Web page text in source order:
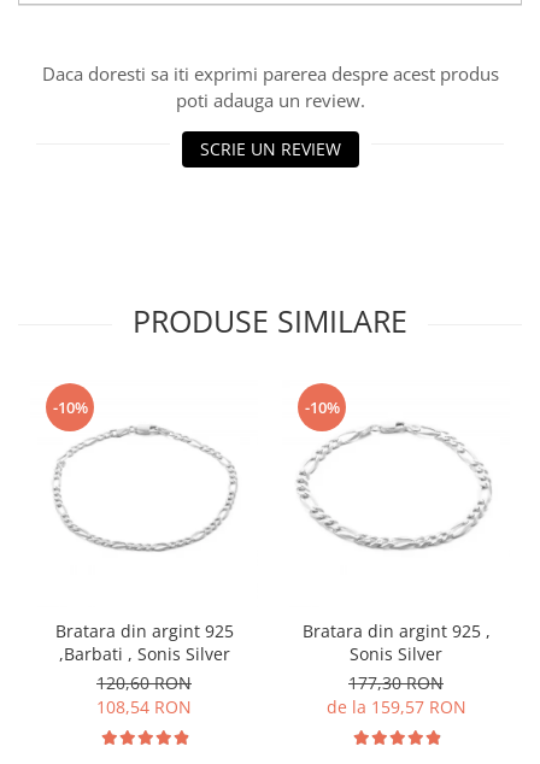
Daca doresti sa iti exprimi parerea despre acest produs
poti adauga un review.
SCRIE UN REVIEW
PRODUSE SIMILARE
-10%
Bratara din argint 925
,Barbati , Sonis Silver
120,60 RON
108,54 RON
-10%
Bratara din argint 925 ,
Sonis Silver
177,30 RON
de la 159,57 RON